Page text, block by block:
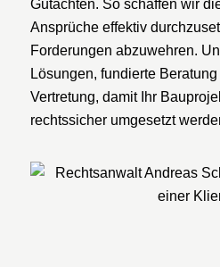
Gutachten. So schaffen wir
Ansprüche effektiv
Forderungen abzuwehren.
Lösungen, fundierte
Vertretung, damit Ihr
rechtssicher umgesetzt